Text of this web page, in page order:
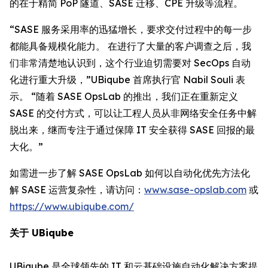
的在于精简 PoP 隧道、SASE 迁移、CPE 升级等流程。
“SASE 服务采用率的迅猛增长，要求交付过程中的每一步
都能具备规模化能力。 在进行了大量的客户调查之后，我
们非常清楚地认识到，这个行业迫切需要对 SecOps 自动
化进行重大升级，”UBiqube 首席执行官 Nabil Souli 表
示。 “随着 SASE OpsLab 的推出，我们正在重新定义
SASE 的交付方式，可以让工程人员从非网络安全任务中解
脱出来，继而专注于通过保障 IT 安全获得 SASE 回报的最
大化。”
如需进一步了解 SASE OpsLab 如何以自动化优先方法化
解 SASE 运营复杂性，请访问： www.sase-opslab.com 或
https://www.ubiqube.com/
关于 UBiqube